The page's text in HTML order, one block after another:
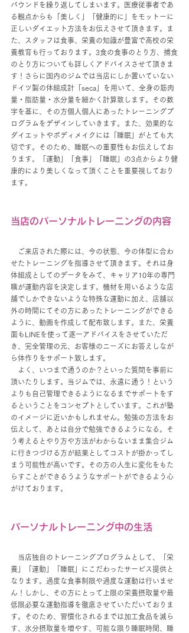
バウンドを繰り返してしまいます。医療従事者であ
る観点からも「美しく」「健康的に」をモットーに
正しいダイエット方法をお伝えさせて頂きます。ま
た、スタッフは食事、栄養の知識が豊富で高校の栄
養教育も行っております。3食の食事のとり方、捕食
のとり方についても詳しくアドバイスさせて頂きま
す！さらに国内のジムでは当店にしか置いていない
ドイツ製の体組成計「seca」を用いて、全身の筋肉
量・脂肪量・水分量を細かく計算致します。その数
字を基に、その方個人個人にあったトレーニングプ
ログラムをデザインしていきます。また、効果的な
ダイエットやボディメイクには「睡眠」がとても大
切です。そのため、睡眠への重要性もお伝えしてお
ります。「運動」「食事」「睡眠」の3点からより健
康的により美しくなって頂くことを重要視しており
ます。
当店のパーソナルトレーニングの内容
ご来店された際には、今の状態、今の体型に合わ
せたトレーニングを指導させて頂きます。それは身
体組成としてのデータをみて、キャリア10年の専門
職が運動内容を決定します。機材を用いるような店
舗でしかできないような特殊な運動に加え、店舗以
外の時間にてその方にあったトレーニングができる
ように、動画を作成して配布致します。また、栄養
面もLINEを使って逐一アドバイスをさせていただ
き、完全管理の元、お客様のニーズにお答えしなが
ら体作りをサポート致します。
よく、いつまで通うのか？といった質問を事前に
頂いたりします。当ジムでは、永遠に通う！という
よりも自己管理できるようになるまでサポートをす
るということをコンセプトとしています。これが塾
のイメージに近いかもしれません。勉強の方法をお
伝えして、あとは自分で勉強できるようになる。そ
う考えるとやり方や方法がわからないまま集合ジム
に行きつづける方が結果としてコストが掛かってし
まう可能性が高いです。その方の人生に変化をもた
らすことができるうようなサポートができるよう心
がけております。
パーソナルトレーニング中の生活
当店独自のトレーニングプログラムとして、「栄
養」「運動」「睡眠」にこだわったサービス提供と
なります。過度な食事制限や過度な運動は行いませ
ん！しかし、その方にとって上限の栄養摂取量や最
低限必要な運動指導を徹底させていただいておりま
す。そのため、習慣化されるまでは加工食品を減ら
す、水分摂取量を増やす、可能な限り睡眠時間、睡